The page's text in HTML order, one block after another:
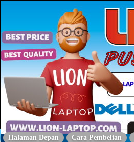
Halaman Depan Cara Pembelian